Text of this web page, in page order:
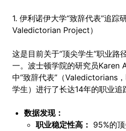
1. 伊利诺伊大学“致辞代表”追踪
Valedictorian Project）
这是目前关于“顶尖学生”职业路
一。波士顿学院的研究员Karen
中“致辞代表”（Valedictorians
学生）进行了长达14年的职业追
数据发现：
职业稳定性高： 95%的